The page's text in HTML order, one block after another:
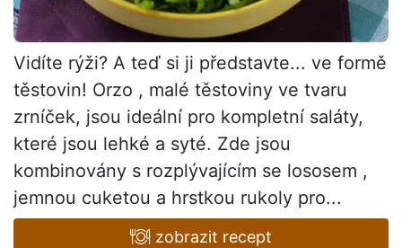
Vidíte rýži? A teď si ji představte... ve formě
těstovin! Orzo , malé těstoviny ve tvaru
zrníček, jsou ideální pro kompletní saláty,
které jsou lehké a syté. Zde jsou
kombinovány s rozplývajícím se lososem ,
jemnou cuketou a hrstkou rukoly pro...
zobrazit recept